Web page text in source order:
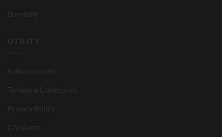
Bombole
UTILITY
Il mio account
Termini e Condizioni
Privacy Policy
Chi siamo